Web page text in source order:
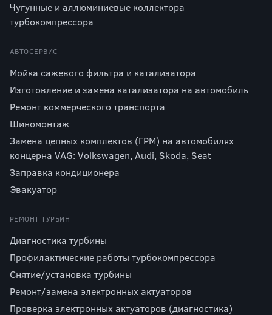
Чугунные и аллюминиевые коллектора
турбокомпрессора
АВТОСЕРВИС
Мойка сажевого фильтра и катализатора
Изготовление и замена катализатора на автомобиль
Ремонт коммерческого транспорта
Шиномонтаж
Замена цепных комплектов (ГРМ) на автомобилях
концерна VAG: Volkswagen, Audi, Skoda, Seat
Заправка кондиционера
Эвакуатор
РЕМОНТ ТУРБИН
Диагностика турбины
Профилактические работы турбокомпрессора
Снятие/установка турбины
Ремонт/замена электронных актуаторов
Проверка электронных актуаторов (диагностика)